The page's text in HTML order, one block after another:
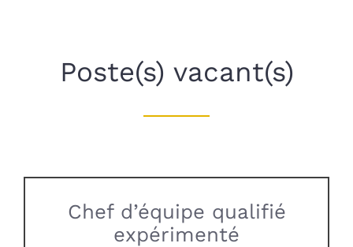
Poste(s) vacant(s)
Chef d’équipe qualifié
expérimenté